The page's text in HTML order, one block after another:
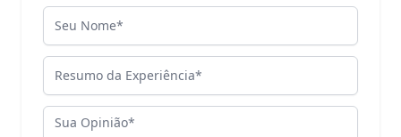
Seu Nome
Resumo da Experiência
Sua Opinião